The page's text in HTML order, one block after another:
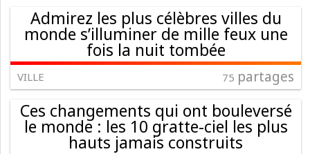
Admirez les plus célèbres villes du
monde s’illuminer de mille feux une
fois la nuit tombée
VILLE 75 partages
Ces changements qui ont bouleversé
le monde : les 10 gratte-ciel les plus
hauts jamais construits